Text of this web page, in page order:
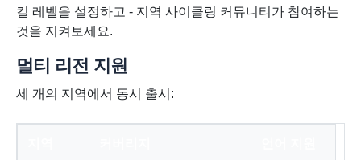
킬 레벨을 설정하고 - 지역 사이클링 커뮤니티가 참여하는
것을 지켜보세요.
멀티 리전 지원
세 개의 지역에서 동시 출시: